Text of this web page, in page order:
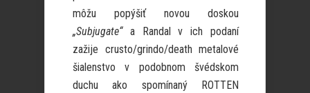
môžu popýšiť novou doskou
„Subjugate“ a Randal v ich podaní
zažije crusto/grindo/death metalové
šialenstvo v podobnom švédskom
duchu ako spomínaný ROTTEN